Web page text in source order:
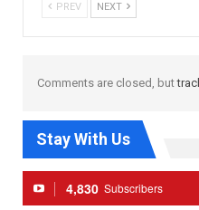
PREV NEXT
Comments are closed, but
Stay With Us
4,830 Subscribers